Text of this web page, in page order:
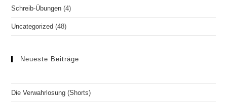
Schreib-Übungen (4)
Uncategorized (48)
Neueste Beiträge
Die Verwahrlosung (Shorts)